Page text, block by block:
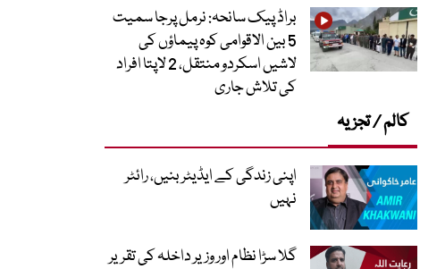
براڈ پیک سانحہ: نرمل پرجا سمیت
5 بین الاقوامی کوہ پیماؤں کی
لاشیں اسکردو منتقل، 2 لاپتا افراد
کی تلاش جاری
کالم / تجزیہ
اپنی زندگی کے ایڈیٹر بنیں، رائٹر
نہیں
گلا سڑا نظام اور وزیر داخلہ کی تقریر